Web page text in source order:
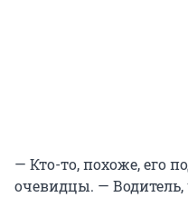
— Кто-то, похоже, его
очевидцы. — Водитель,